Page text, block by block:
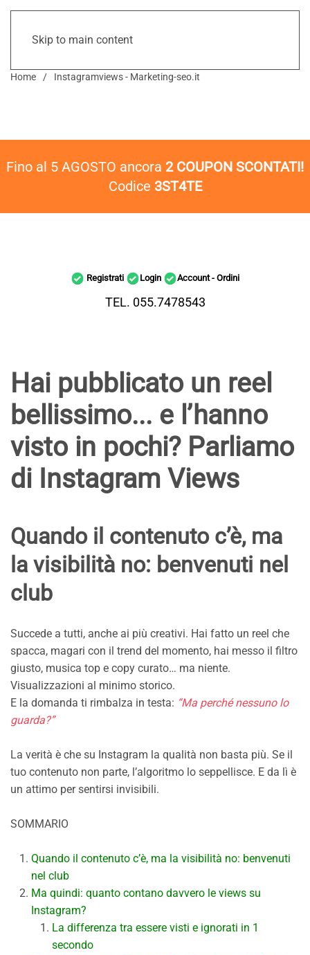
Skip to main content
Home Instagramviews - Marketing-seo.it
Fino al 5 AGOSTO ancora 2 COUPON SCONTATI!
Codice 3ST4TE
Registrati Login Account - Ordini
TEL. 055.7478543
Hai pubblicato un reel
bellissimo... e l’hanno
visto in pochi? Parliamo
di Instagram Views
Quando il contenuto c’è, ma
la visibilità no: benvenuti nel
club
Succede a tutti, anche ai più creativi. Hai fatto un reel che
spacca, magari con il trend del momento, hai messo il filtro
giusto, musica top e copy curato… ma niente.
Visualizzazioni al minimo storico.
E la domanda ti rimbalza in testa: “Ma perché nessuno lo
guarda?”
La verità è che su Instagram la qualità non basta più. Se il
tuo contenuto non parte, l’algoritmo lo seppellisce. E da lì è
un attimo per sentirsi invisibili.
SOMMARIO
Quando il contenuto c’è, ma la visibilità no: benvenuti
nel club
Ma quindi: quanto contano davvero le views su
Instagram?
La differenza tra essere visti e ignorati in 1
secondo